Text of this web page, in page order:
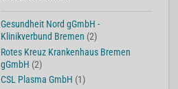
Gesundheit Nord gGmbH -
Klinikverbund Bremen (2)
Rotes Kreuz Krankenhaus Bremen
gGmbH (2)
CSL Plasma GmbH (1)